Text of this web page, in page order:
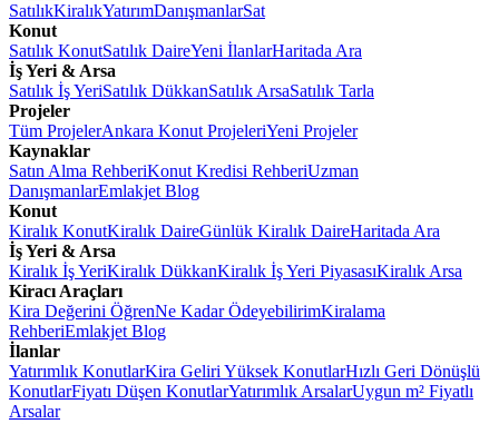
SatılıkKiralıkYatırımDanışmanlarSat
Konut
Satılık KonutSatılık DaireYeni İlanlarHaritada Ara
İş Yeri & Arsa
Satılık İş YeriSatılık DükkanSatılık ArsaSatılık Tarla
Projeler
Tüm ProjelerAnkara Konut ProjeleriYeni Projeler
Kaynaklar
Satın Alma RehberiKonut Kredisi RehberiUzman
DanışmanlarEmlakjet Blog
Konut
Kiralık KonutKiralık DaireGünlük Kiralık DaireHaritada Ara
İş Yeri & Arsa
Kiralık İş YeriKiralık DükkanKiralık İş Yeri PiyasasıKiralık Arsa
Kiracı Araçları
Kira Değerini ÖğrenNe Kadar ÖdeyebilirimKiralama
RehberiEmlakjet Blog
İlanlar
Yatırımlık KonutlarKira Geliri Yüksek KonutlarHızlı Geri Dönüşlü
KonutlarFiyatı Düşen KonutlarYatırımlık ArsalarUygun m² Fiyatlı
Arsalar